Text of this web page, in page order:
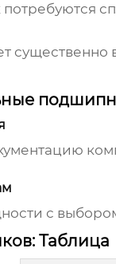
потребуются
существенно
с
Таблица